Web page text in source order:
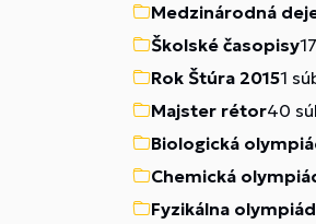
Medzinárodná
Školské časopisy
Rok Štúra 20151
Majster rétor40
Biologická
Chemická
Fyzikálna